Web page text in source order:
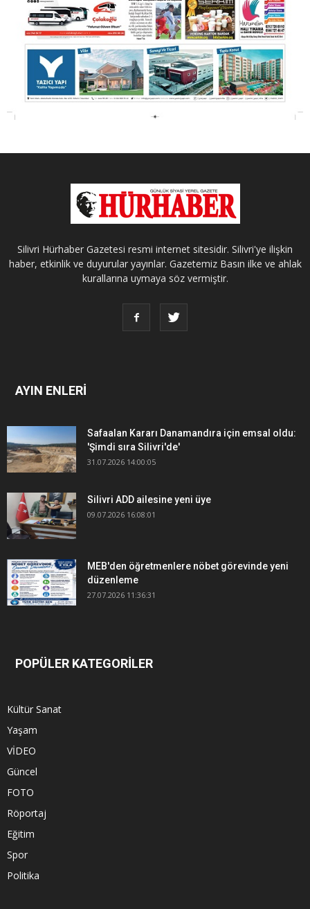
Silivri Hürhaber Gazetesi resmi internet sitesidir. Silivri'ye ilişkin
haber, etkinlik ve duyurular yayınlar. Gazetemiz Basın ilke ve ahlak
kurallarına uymaya söz vermiştir.
AYIN ENLERİ
Safaalan Kararı Danamandıra için emsal oldu:
'Şimdi sıra Silivri'de'
31.07.2026 14:00:05
Silivri ADD ailesine yeni üye
09.07.2026 16:08:01
MEB'den öğretmenlere nöbet görevinde yeni
düzenleme
27.07.2026 11:36:31
POPÜLER KATEGORİLER
Kültür Sanat
Yaşam
VİDEO
Güncel
FOTO
Röportaj
Eğitim
Spor
Politika